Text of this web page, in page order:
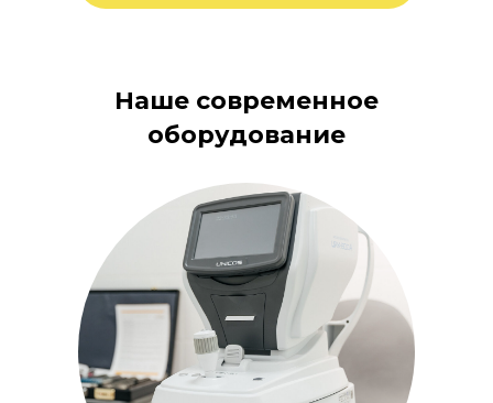
Наше современное
оборудование
+7 905 826 48 54
Нужна консультация?
Напишите удобным
способом